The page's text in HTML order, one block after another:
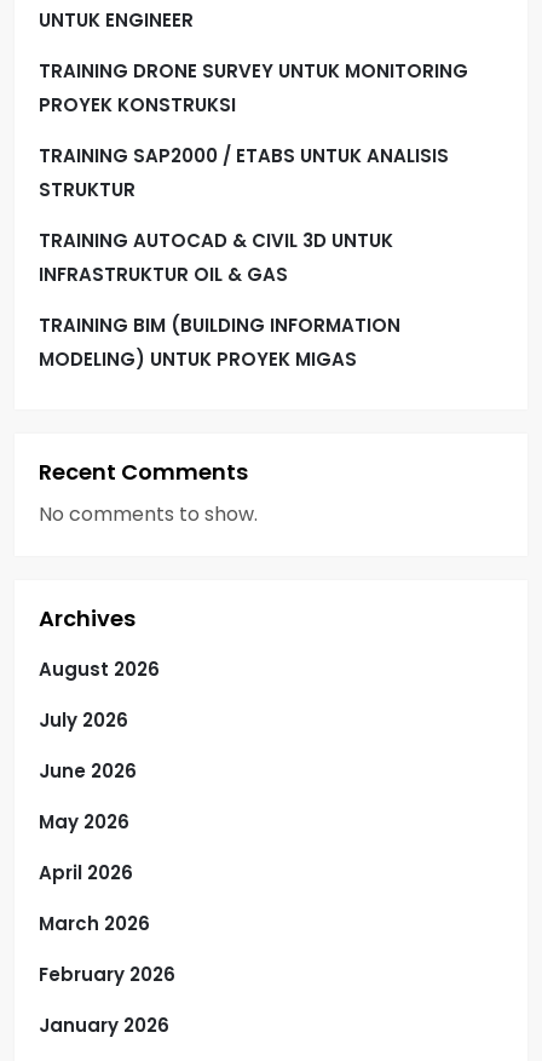
UNTUK ENGINEER
TRAINING DRONE SURVEY UNTUK MONITORING
PROYEK KONSTRUKSI
TRAINING SAP2000 / ETABS UNTUK ANALISIS
STRUKTUR
TRAINING AUTOCAD & CIVIL 3D UNTUK
INFRASTRUKTUR OIL & GAS
TRAINING BIM (BUILDING INFORMATION
MODELING) UNTUK PROYEK MIGAS
Recent Comments
No comments to show.
Archives
August 2026
July 2026
June 2026
May 2026
April 2026
March 2026
February 2026
January 2026